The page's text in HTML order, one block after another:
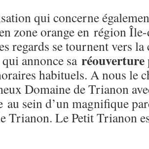
qui concerne
zone orange en région
regards se tournent vers la
qui annonce sa réouverture
habituels. A nous le
Domaine de Trianon
au sein d’un magnifique
Trianon. Le Petit Trianon